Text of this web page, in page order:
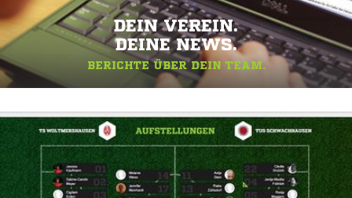
DEIN VEREIN.
DEINE NEWS.
BERICHTE ÜBER DEIN TEAM.